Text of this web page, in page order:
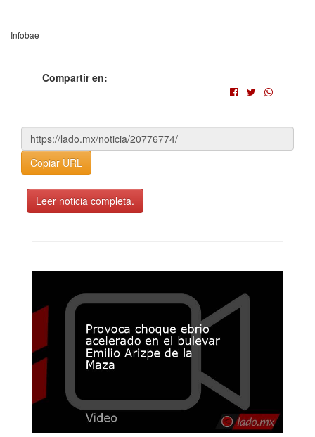
Infobae
Compartir en:
Copiar URL
Leer noticia completa.